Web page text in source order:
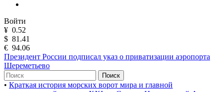
Войти
¥ 0.52
$ 81.41
€ 94.06
Президент России подписал указ о приватизации аэропорта
Шереметьево
Поиск
• Краткая история морских ворот мира и главной